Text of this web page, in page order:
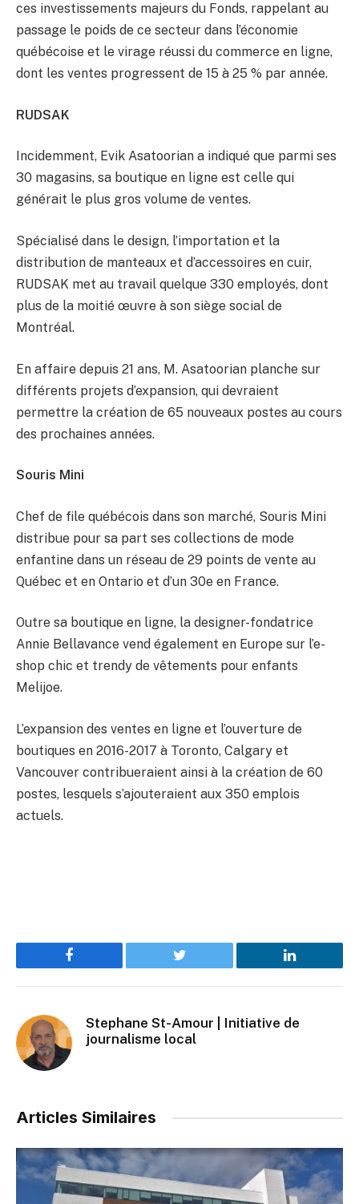
ces investissements majeurs du Fonds, rappelant au
passage le poids de ce secteur dans l’économie
québécoise et le virage réussi du commerce en ligne,
dont les ventes progressent de 15 à 25 % par année.
RUDSAK
Incidemment, Evik Asatoorian a indiqué que parmi ses
30 magasins, sa boutique en ligne est celle qui
générait le plus gros volume de ventes.
Spécialisé dans le design, l’importation et la
distribution de manteaux et d’accessoires en cuir,
RUDSAK met au travail quelque 330 employés, dont
plus de la moitié œuvre à son siège social de
Montréal.
En affaire depuis 21 ans, M. Asatoorian planche sur
différents projets d’expansion, qui devraient
permettre la création de 65 nouveaux postes au cours
des prochaines années.
Souris Mini
Chef de file québécois dans son marché, Souris Mini
distribue pour sa part ses collections de mode
enfantine dans un réseau de 29 points de vente au
Québec et en Ontario et d’un 30e en France.
Outre sa boutique en ligne, la designer-fondatrice
Annie Bellavance vend également en Europe sur l’e-
shop chic et trendy de vêtements pour enfants
Melijoe.
L’expansion des ventes en ligne et l’ouverture de
boutiques en 2016-2017 à Toronto, Calgary et
Vancouver contribueraient ainsi à la création de 60
postes, lesquels s’ajouteraient aux 350 emplois
actuels.
Facebook Twitter LinkedIn
Stephane St-Amour | Initiative de
journalisme local
Articles Similaires